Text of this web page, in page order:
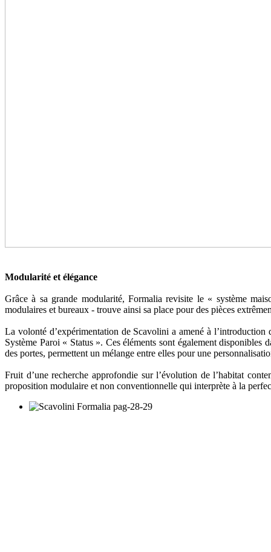
Modularité et élégance
Grâce à sa grande modularité, Formalia revisite le « système
modulaires et bureaux - trouve ainsi sa place pour des pièces
La volonté d’expérimentation de Scavolini a amené à
Système Paroi « Status ». Ces éléments sont également
des portes, permettent un mélange entre elles pour une
Fruit d’une recherche approfondie sur l’évolution de l’habitat
proposition modulaire et non conventionnelle qui interprète à la